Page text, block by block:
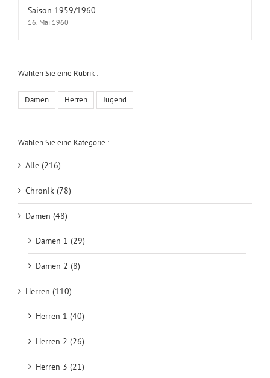
Saison 1959/1960
16. Mai 1960
Wählen Sie eine Rubrik :
Damen Herren Jugend
Wählen Sie eine Kategorie :
Alle (216)
Chronik (78)
Damen (48)
Damen 1 (29)
Damen 2 (8)
Herren (110)
Herren 1 (40)
Herren 2 (26)
Herren 3 (21)